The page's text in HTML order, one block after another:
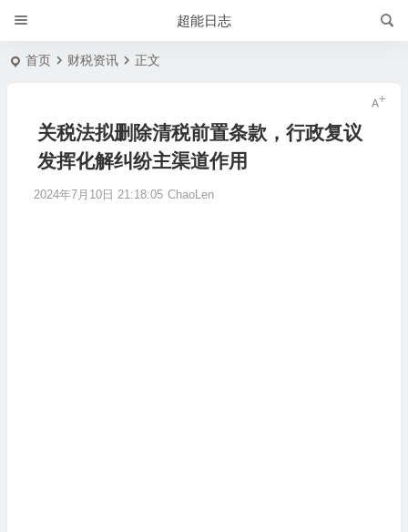
超能日志
首页 财税资讯 正文
关税法拟删除清税前置条款，行政复议
发挥化解纠纷主渠道作用
2024年7月10日 21:18:05 ChaoLen